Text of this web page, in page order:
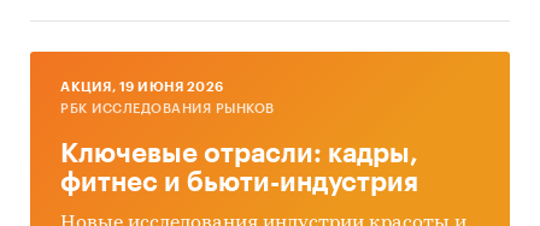
AКЦИЯ, 19 ИЮНЯ 2026
РБК ИССЛЕДОВАНИЯ РЫНКОВ
Ключевые отрасли: кадры,
фитнес и бьюти-индустрия